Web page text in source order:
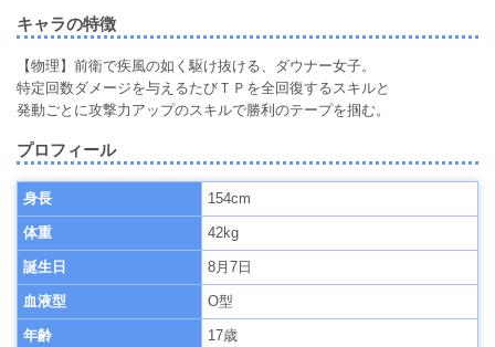
キャラの特徴
【物理】前衛で疾風の如く駆け抜ける、ダウナー女子。
特定回数ダメージを与えるたびＴＰを全回復するスキルと
発動ごとに攻撃力アップのスキルで勝利のテープを掴む。
プロフィール
身長 154cm
体重 42kg
誕生日 8月7日
血液型 O型
年齢 17歳